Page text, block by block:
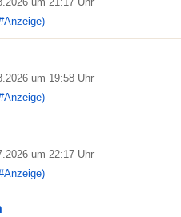
um 19:58 Uhr
um 22:17 Uhr